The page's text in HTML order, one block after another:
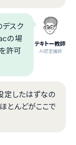
テキトー教師
.AI認定講師
デスク
の場
許可
定したはずなの
とんどがここで